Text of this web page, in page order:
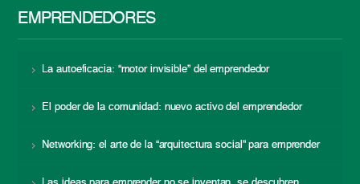
EMPRENDEDORES
La autoeficacia: “motor invisible” del emprendedor
El poder de la comunidad: nuevo activo del emprendedor
Networking: el arte de la “arquitectura social” para emprender